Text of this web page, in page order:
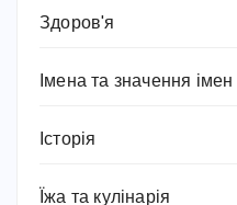
Здоров'я
Імена та значення імен
Історія
Їжа та кулінарія